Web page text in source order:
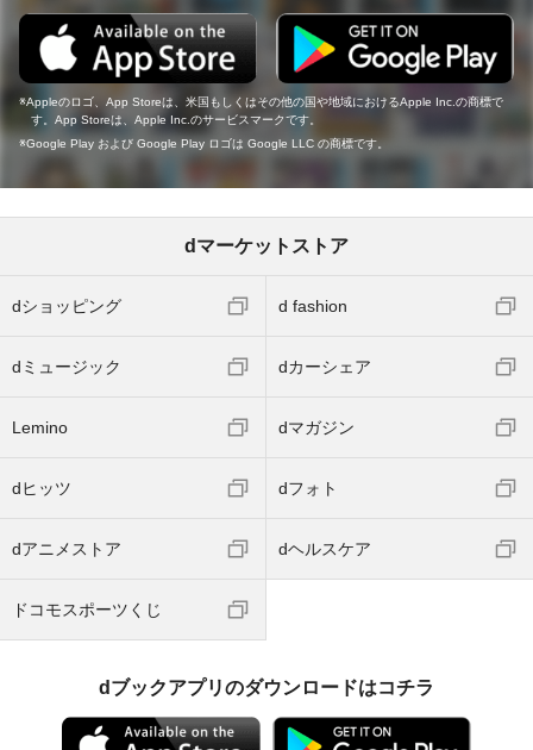
Appleのロゴ、App Storeは、米国もしくはその他の国や地域におけるApple Inc.の商標で
す。App Storeは、Apple Inc.のサービスマークです。
Google Play および Google Play ロゴは Google LLC の商標です。
dマーケットストア
dショッピング d fashion
dミュージック dカーシェア
Lemino dマガジン
dヒッツ dフォト
dアニメストア dヘルスケア
ドコモスポーツくじ
dブックアプリのダウンロードはコチラ